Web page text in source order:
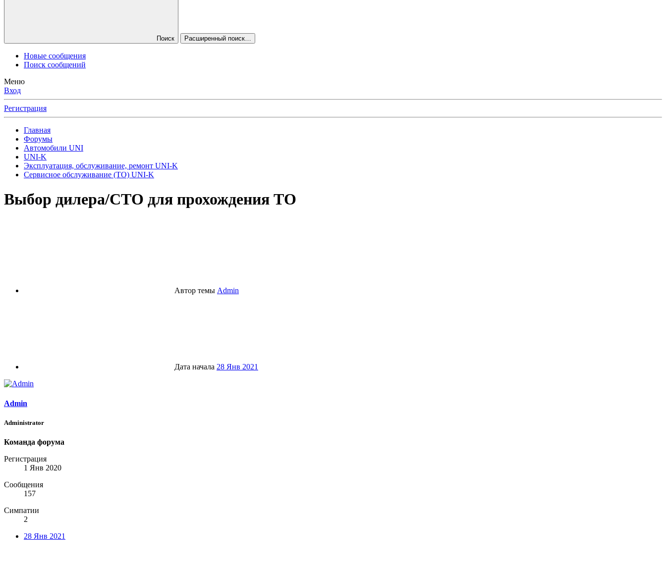
Поиск Расширенный поиск…
Новые сообщения
Поиск сообщений
Меню
Вход
Регистрация
Главная
Форумы
Автомобили UNI
UNI-K
Эксплуатация, обслуживание, ремонт UNI-K
Сервисное обслуживание (ТО) UNI-K
Выбор дилера/СТО для прохождения ТО
Автор темы Admin
Дата начала 28 Янв 2021
Admin
Administrator
Команда форума
Регистрация
1 Янв 2020
Сообщения
157
Симпатии
2
28 Янв 2021